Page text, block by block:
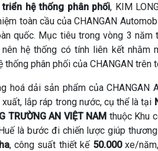
hệ thống phân phối, KIM
toàn cầu của CHANGAN
quốc. Mục tiêu trong vòng 3 năm
hệ thống có tính liên kết nhằm
thống phân phối của CHANGAN trên
hoá dải sản phẩm của CHANGAN
lắp ráp trong nước, cụ thể là tại
TRƯỜNG AN VIỆT NAM thuộc Khu
là bước đi chiến lược giúp
, công suất thiết kế 50.000xe/